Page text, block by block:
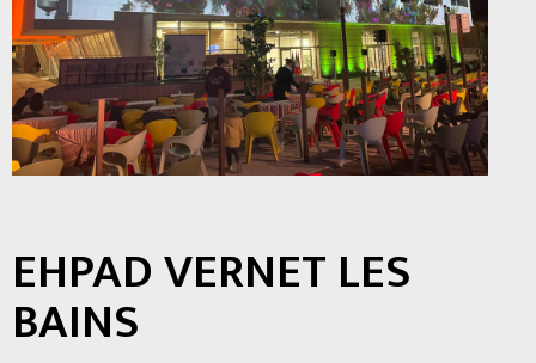
EHPAD VERNET LES
BAINS